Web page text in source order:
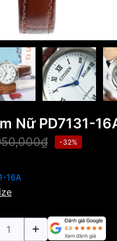
Nữ PD7131-
-32%
16A